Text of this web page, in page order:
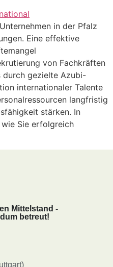
in der Pfalz
Eine effektive
von Fachkräften
durch gezielte Azubi-
internationaler Talente
langfristig
stärken. In
Sie erfolgreich
Mittelstand -
betreut!